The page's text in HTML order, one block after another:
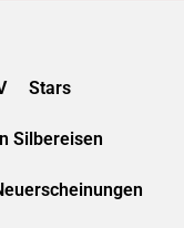
Stars
Silbereisen